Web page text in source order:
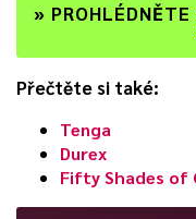
»
Přečtěte si také:
Tenga
Durex
Fifty Shades of